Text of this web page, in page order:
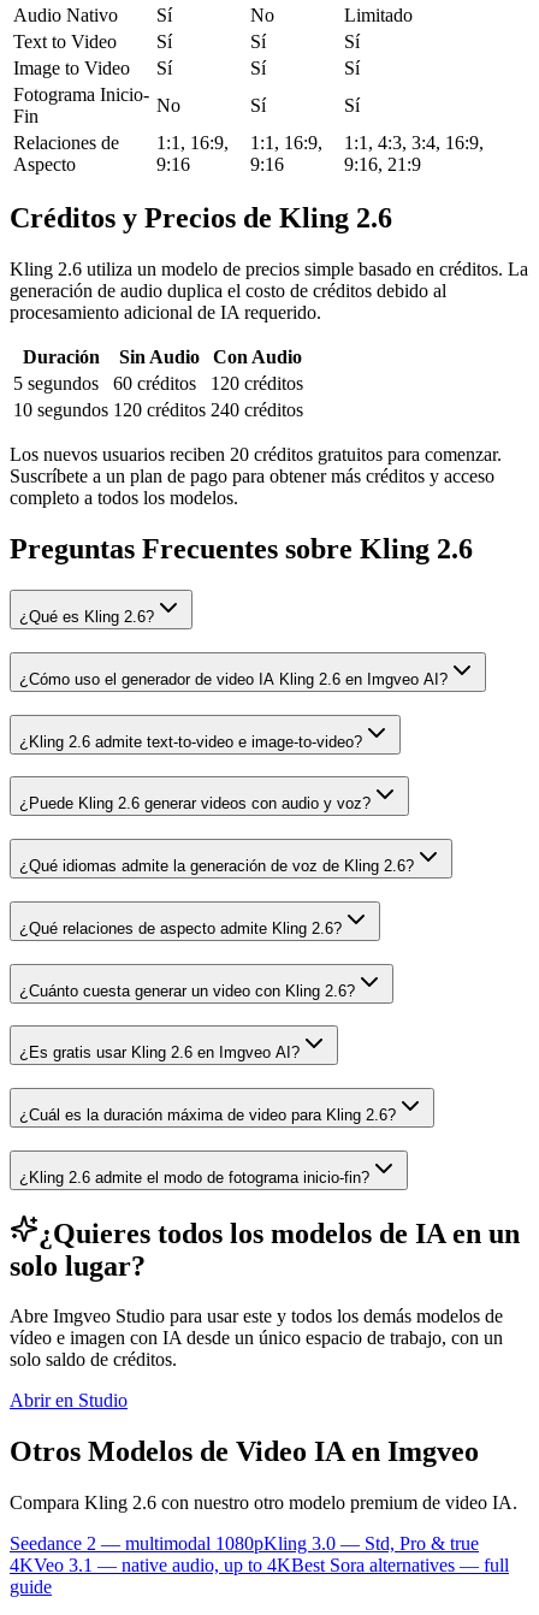
Audio Nativo
Sí No
Limitado
Text to Video
Sí Sí
Sí
Image to Video
Sí Sí
Sí
Fotograma Inicio-
Fin
No Sí
Sí
Relaciones de
Aspecto
1:1, 16:9,
9:16
1:1, 16:9,
9:16
1:1, 4:3, 3:4, 16:9,
9:16, 21:9
Créditos y Precios de Kling 2.6
Kling 2.6 utiliza un modelo de precios simple basado en créditos. La
generación de audio duplica el costo de créditos debido al
procesamiento adicional de IA requerido.
Duración Sin Audio
Con Audio
5 segundos
60 créditos
120 créditos
10 segundos 120 créditos 240 créditos
Los nuevos usuarios reciben 20 créditos gratuitos para comenzar.
Suscríbete a un plan de pago para obtener más créditos y acceso
completo a todos los modelos.
Preguntas Frecuentes sobre Kling 2.6
¿Qué es Kling 2.6?
¿Cómo uso el generador de video IA Kling 2.6 en Imgveo AI?
¿Kling 2.6 admite text-to-video e image-to-video?
¿Puede Kling 2.6 generar videos con audio y voz?
¿Qué idiomas admite la generación de voz de Kling 2.6?
¿Qué relaciones de aspecto admite Kling 2.6?
¿Cuánto cuesta generar un video con Kling 2.6?
¿Es gratis usar Kling 2.6 en Imgveo AI?
¿Cuál es la duración máxima de video para Kling 2.6?
¿Kling 2.6 admite el modo de fotograma inicio-fin?
¿Quieres todos los modelos de IA en un
solo lugar?
Abre Imgveo Studio para usar este y todos los demás modelos de
vídeo e imagen con IA desde un único espacio de trabajo, con un
solo saldo de créditos.
Abrir en Studio
Otros Modelos de Video IA en Imgveo
Compara Kling 2.6 con nuestro otro modelo premium de video IA.
Seedance 2 — multimodal 1080pKling 3.0 — Std, Pro & true
4KVeo 3.1 — native audio, up to 4KBest Sora alternatives — full
guide